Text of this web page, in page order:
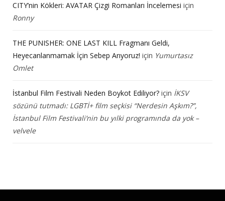
CITY’nin Kökleri: AVATAR Çizgi Romanları İncelemesi için
Ronny
THE PUNISHER: ONE LAST KILL Fragmanı Geldi,
Heyecanlanmamak İçin Sebep Arıyoruz! için Yumurtasız
Omlet
İstanbul Film Festivali Neden Boykot Ediliyor? için İKSV
sözünü tutmadı: LGBTİ+ film seçkisi “Nerdesin Aşkım?”,
İstanbul Film Festivali’nin bu yılki programında da yok –
velvele